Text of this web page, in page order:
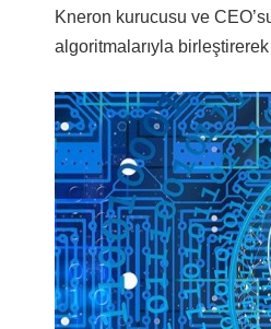
Kneron kurucusu ve
algoritmalarıyla birleştirerek